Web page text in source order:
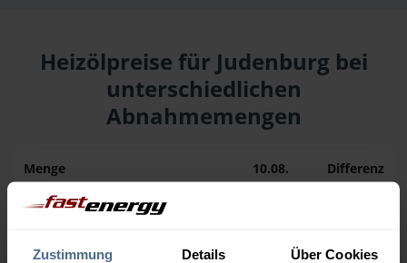
Zustimmung Details Über Cookies
Heizölpreise für Judenburg bei
unterschiedlichen
Abnahmemengen
Menge
10.08.
09.08.
Differenz
Trend